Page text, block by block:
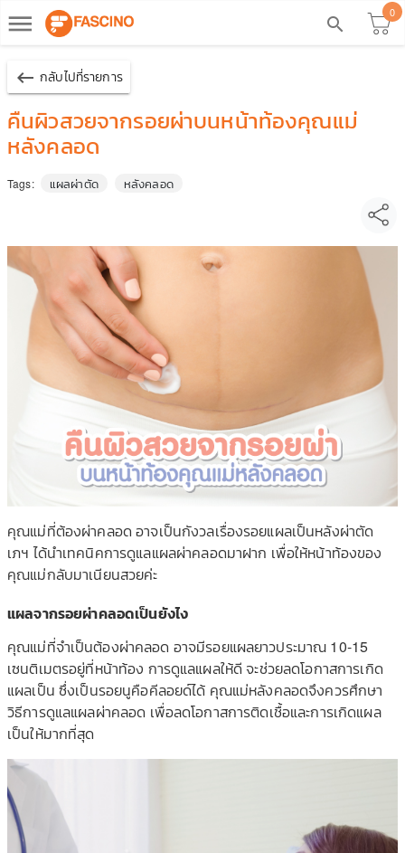
dehaze search
0
keyboard_backspace กลับไปที่รายการ
คืนผิวสวยจากรอยผ่าบนหน้าท้องคุณแม่
หลังคลอด
Tags: แผลผ่าตัด หลังคลอด
คุณแม่ที่ต้องผ่าคลอด อาจเป็นกังวลเรื่องรอยแผลเป็นหลังผ่าตัด
เภฯ ได้นำเทคนิคการดูแลแผลผ่าคลอดมาฝาก เพื่อให้หน้าท้องของ
คุณแม่กลับมาเนียนสวยค่ะ
แผลจากรอยผ่าคลอดเป็นยังไง
คุณแม่ที่จำเป็นต้องผ่าคลอด อาจมีรอยแผลยาวประมาณ 10-15
เซนติเมตรอยู่ที่หน้าท้อง การดูแลแผลให้ดี จะช่วยลดโอกาสการเกิด
แผลเป็น ซึ่งเป็นรอยนูคือคีลอยด์ได้ คุณแม่หลังคลอดจึงควรศึกษา
วิธีการดูแลแผลผ่าคลอด เพื่อลดโอกาสการติดเชื้อและการเกิดแผล
เป็นให้มากที่สุด